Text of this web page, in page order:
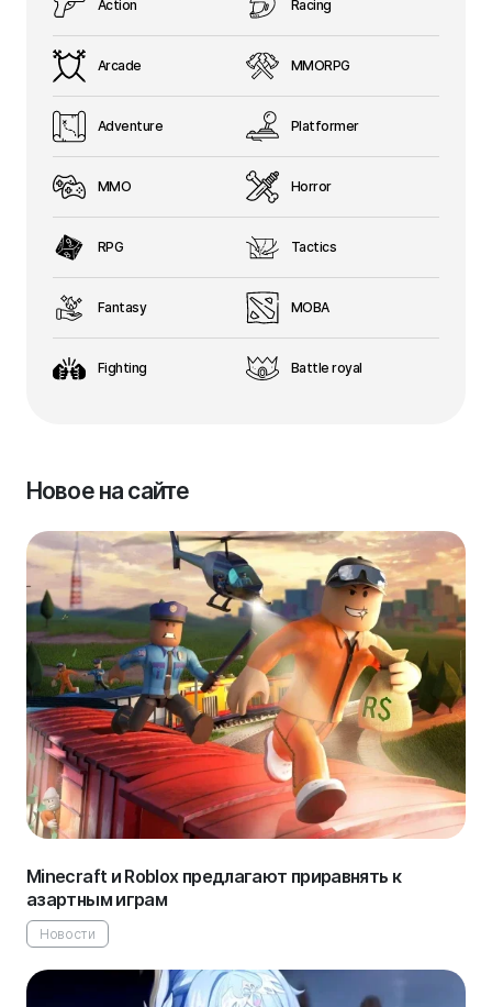
Action
Arcade
Adventure
MMO
RPG
Fantasy
Fighting
Racing
MMORPG
Platformer
Horror
Tactics
MOBA
Battle royal
Новое на сайте
Minecraft и Roblox предлагают приравнять к
азартным играм
Новости